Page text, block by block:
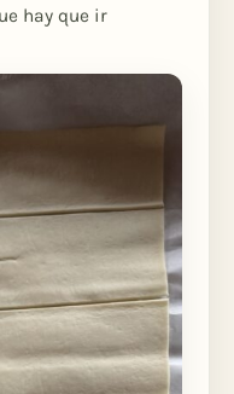
hay que ir